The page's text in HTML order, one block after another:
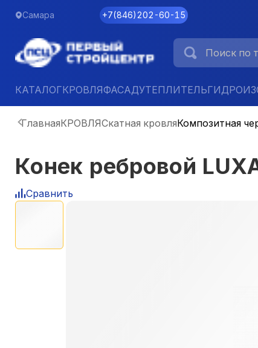
Самара +7(846)202-60-15
КАТАЛОГКРОВЛЯФАСАДУТЕПЛИТЕЛЬ
ГлавнаяКРОВЛЯСкатная кровляКомпозитная
Конек ребровой
Сравнить